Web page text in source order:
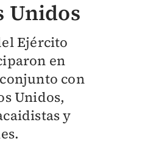
Unidos
Ejército
en
con
Unidos,
y